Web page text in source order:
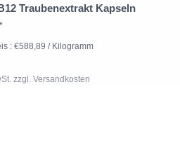
Traubenextrakt Kapseln
: €588,89 / Kilogramm
zzgl. Versandkosten